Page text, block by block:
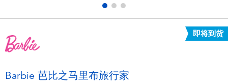
模仿，化妆及造型系列
毛绒公仔玩具
即将到货
Barbie 芭比之马里布旅行家